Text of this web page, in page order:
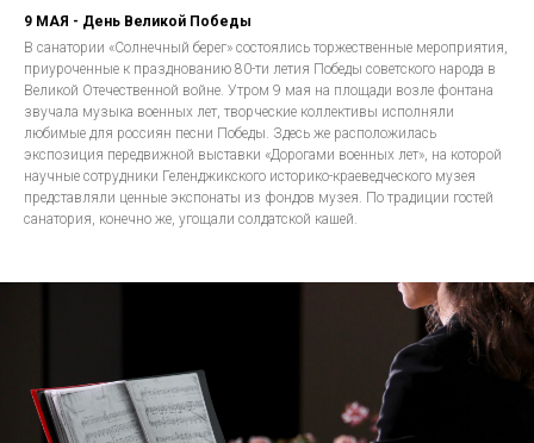
9 МАЯ - День Великой Победы
В санатории «Солнечный берег» состоялись торжественные мероприятия,
приуроченные к празднованию 80-ти летия Победы советского народа в
Великой Отечественной войне. Утром 9 мая на площади возле фонтана
звучала музыка военных лет, творческие коллективы исполняли
любимые для россиян песни Победы. Здесь же расположилась
экспозиция передвижной выставки «Дорогами военных лет», на которой
научные сотрудники Геленджикского историко-краеведческого музея
представляли ценные экспонаты из фондов музея. По традиции гостей
санатория, конечно же, угощали солдатской кашей.